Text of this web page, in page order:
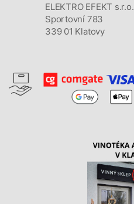
ELEKTRO EFEKT s.r.o.
Sportovní 783
339 01 Klatovy